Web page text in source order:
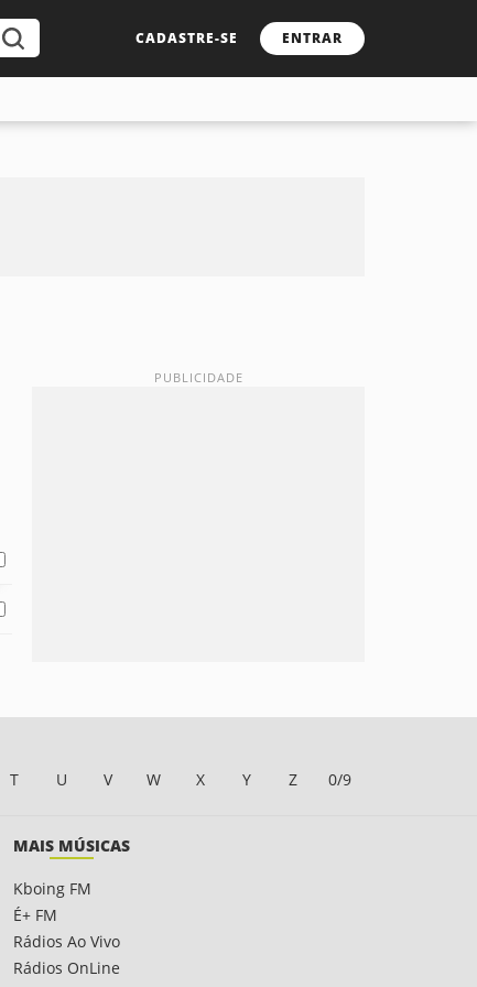
CADASTRE-SE ENTRAR
T U V W X Y Z 0/9
MAIS MÚSICAS
Kboing FM
É+ FM
Rádios Ao Vivo
Rádios OnLine